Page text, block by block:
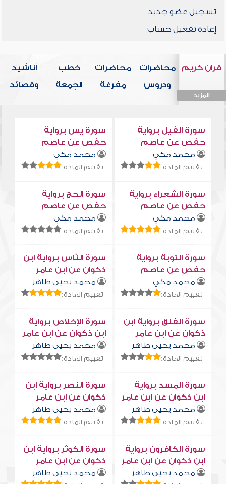
تسجيل عضو جديد
إعادة تفعيل حساب
قرآن كريم
المزيد
محاضرات
ودروس
محاضرات
مفرغة
خطب
الجمعة
أناشيد
وقصائد
سورة الفيل برواية
حفص عن عاصم
محمد مكي
تقييم المادة:
سورة يس برواية
حفص عن عاصم
محمد مكي
تقييم المادة:
سورة الشعراء برواية
حفص عن عاصم
محمد مكي
تقييم المادة:
سورة الحج برواية
حفص عن عاصم
محمد مكي
تقييم المادة:
سورة التوبة برواية
حفص عن عاصم
محمد مكي
تقييم المادة:
سورة النّاس برواية ابن
ذكوان عن ابن عامر
محمد يحيى طاهر
تقييم المادة:
سورة الفلق برواية ابن
ذكوان عن ابن عامر
محمد يحيى طاهر
تقييم المادة:
سورة الإخلاص برواية
ابن ذكوان عن ابن عامر
محمد يحيى طاهر
تقييم المادة:
سورة المسد برواية
ابن ذكوان عن ابن عامر
محمد يحيى طاهر
تقييم المادة:
سورة النصر برواية ابن
ذكوان عن ابن عامر
محمد يحيى طاهر
تقييم المادة:
سورة الكافرون برواية
ابن ذكوان عن ابن عامر
محمد يحيى طاهر
سورة الكوثر برواية ابن
ذكوان عن ابن عامر
محمد يحيى طاهر